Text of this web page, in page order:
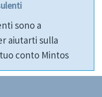
sono a
aiutarti sulla
conto Mintos